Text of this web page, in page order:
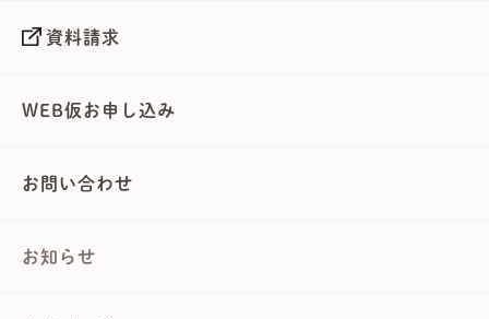
資料請求
WEB仮お申し込み
お問い合わせ
お知らせ